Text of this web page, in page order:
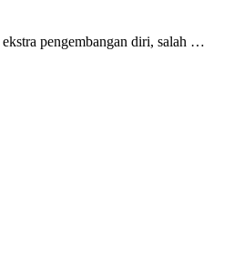
pengembangan diri, salah …